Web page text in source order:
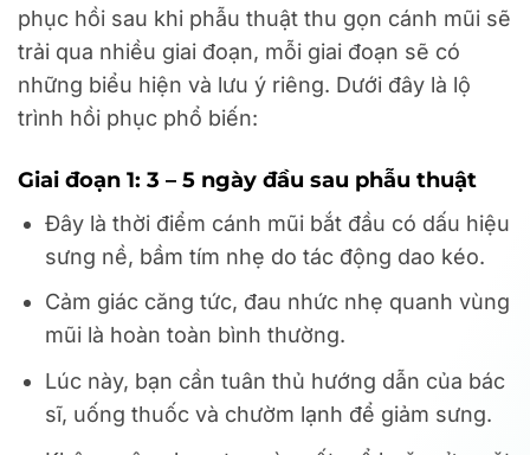
phục hồi sau khi phẫu thuật thu gọn cánh mũi sẽ
trải qua nhiều giai đoạn, mỗi giai đoạn sẽ có
những biểu hiện và lưu ý riêng. Dưới đây là lộ
trình hồi phục phổ biến:
Giai đoạn 1: 3 – 5 ngày đầu sau phẫu thuật
Đây là thời điểm cánh mũi bắt đầu có dấu hiệu
sưng nề, bầm tím nhẹ do tác động dao kéo.
Cảm giác căng tức, đau nhức nhẹ quanh vùng
mũi là hoàn toàn bình thường.
Lúc này, bạn cần tuân thủ hướng dẫn của bác
sĩ, uống thuốc và chườm lạnh để giảm sưng.